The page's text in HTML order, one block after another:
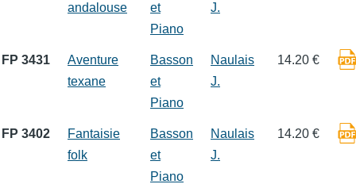
andalouse
et
Piano
J.
FP 3431
Aventure
texane
Basson
et
Piano
Naulais
J.
14.20 €
FP 3402
Fantaisie
folk
Basson
et
Piano
Naulais
J.
14.20 €